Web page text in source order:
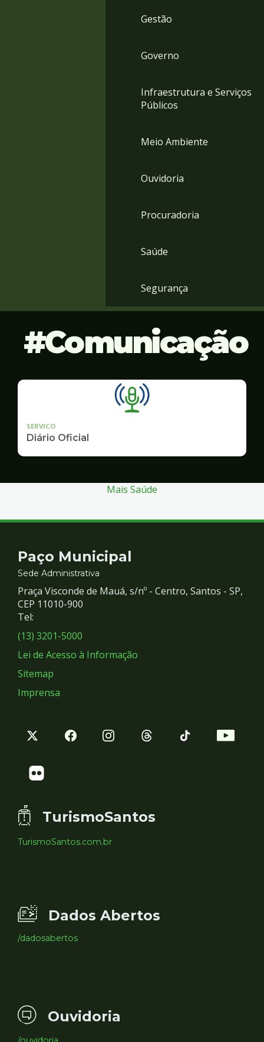
Gestão
Governo
Infraestrutura e Serviços
Públicos
Meio Ambiente
Ouvidoria
Procuradoria
Saúde
Segurança
Comunicação
SERVICO
Diário Oficial
Mais Saúde
Contato
e
Redes
Sociais
Paço Municipal
Sede Administrativa
Praça Visconde de Mauá, s/nº - Centro, Santos - SP,
CEP 11010-900
Tel:
(13) 3201-5000
Lei de Acesso à Informação
Sitemap
Imprensa
TurismoSantos
TurismoSantos.com.br
Dados Abertos
/dadosabertos
Ouvidoria